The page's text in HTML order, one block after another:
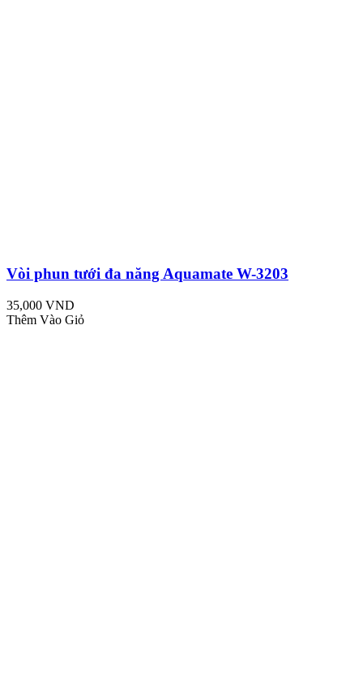
Vòi phun tưới đa năng Aquamate W-3203
35,000 VND
Thêm Vào Giỏ